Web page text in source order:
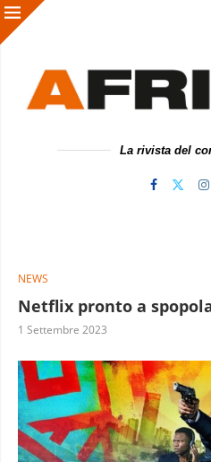
La rivista del
NEWS
Netflix pronto a
1 Settembre 2023